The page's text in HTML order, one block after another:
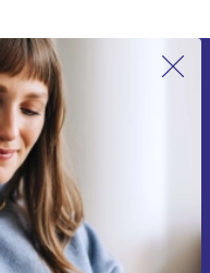
našich novinek a
nabídku.